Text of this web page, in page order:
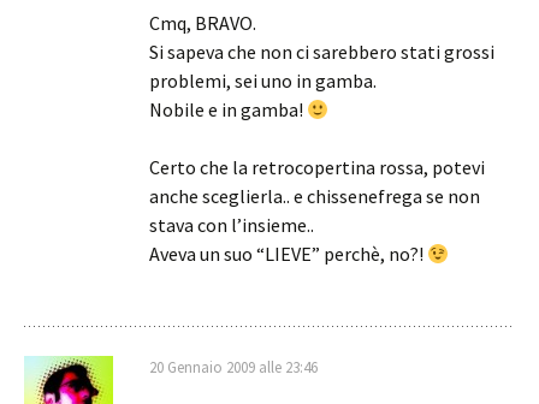
Cmq, BRAVO.
Si sapeva che non ci sarebbero stati grossi
problemi, sei uno in gamba.
Nobile e in gamba!
Certo che la retrocopertina rossa, potevi
anche sceglierla.. e chissenefrega se non
stava con l’insieme..
Aveva un suo “LIEVE” perchè, no?!
20 Gennaio 2009 alle 23:46